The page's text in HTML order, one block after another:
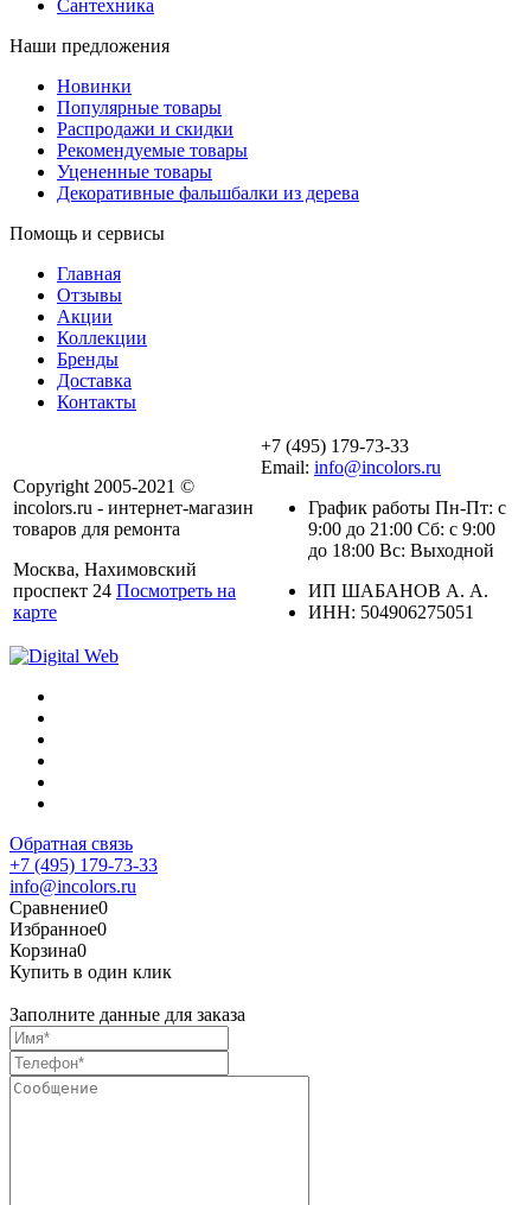
Сантехника
Наши предложения
Новинки
Популярные товары
Распродажи и скидки
Рекомендуемые товары
Уцененные товары
Декоративные фальшбалки из дерева
Помощь и сервисы
Главная
Отзывы
Акции
Коллекции
Бренды
Доставка
Контакты
Copyright 2005-2021 ©
incolors.ru - интернет-магазин
товаров для ремонта
Москва, Нахимовский
проспект 24 Посмотреть на
карте
+7 (495) 179-73-33
Email: info@incolors.ru
График работы Пн-Пт: с
9:00 до 21:00 Сб: с 9:00
до 18:00 Вс: Выходной
ИП ШАБАНОВ А. А.
ИНН: 504906275051
Обратная связь
+7 (495) 179-73-33
info@incolors.ru
Сравнение0
Избранное0
Корзина0
Купить в один клик
Заполните данные для заказа